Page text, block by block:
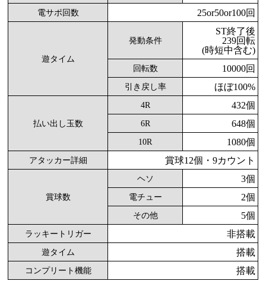
電サポ回数 25or50or100回
遊タイム
発動条件
ST終了後
239回転
(時短中含む)
回転数 10000回
引き戻し率 ほぼ100%
払い出し玉数
4R 432個
6R 648個
10R 1080個
アタッカー詳細 賞球12個・9カウント
賞球数
ヘソ 3個
電チュー 2個
その他 5個
ラッキートリガー 非搭載
遊タイム 搭載
コンプリート機能 搭載